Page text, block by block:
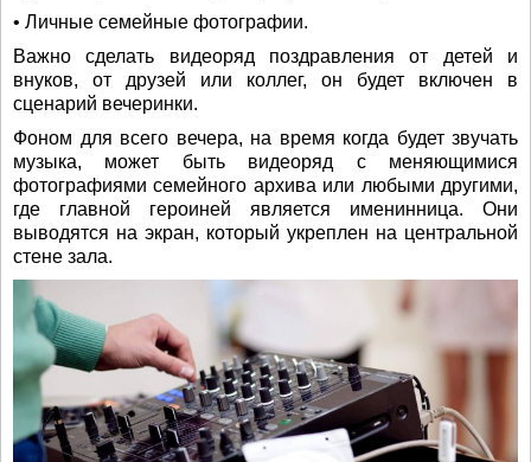
• Личные семейные фотографии.
Важно сделать видеоряд поздравления от детей и
внуков, от друзей или коллег, он будет включен в
сценарий вечеринки.
Фоном для всего вечера, на время когда будет звучать
музыка, может быть видеоряд с меняющимися
фотографиями семейного архива или любыми другими,
где главной героиней является именинница. Они
выводятся на экран, который укреплен на центральной
стене зала.